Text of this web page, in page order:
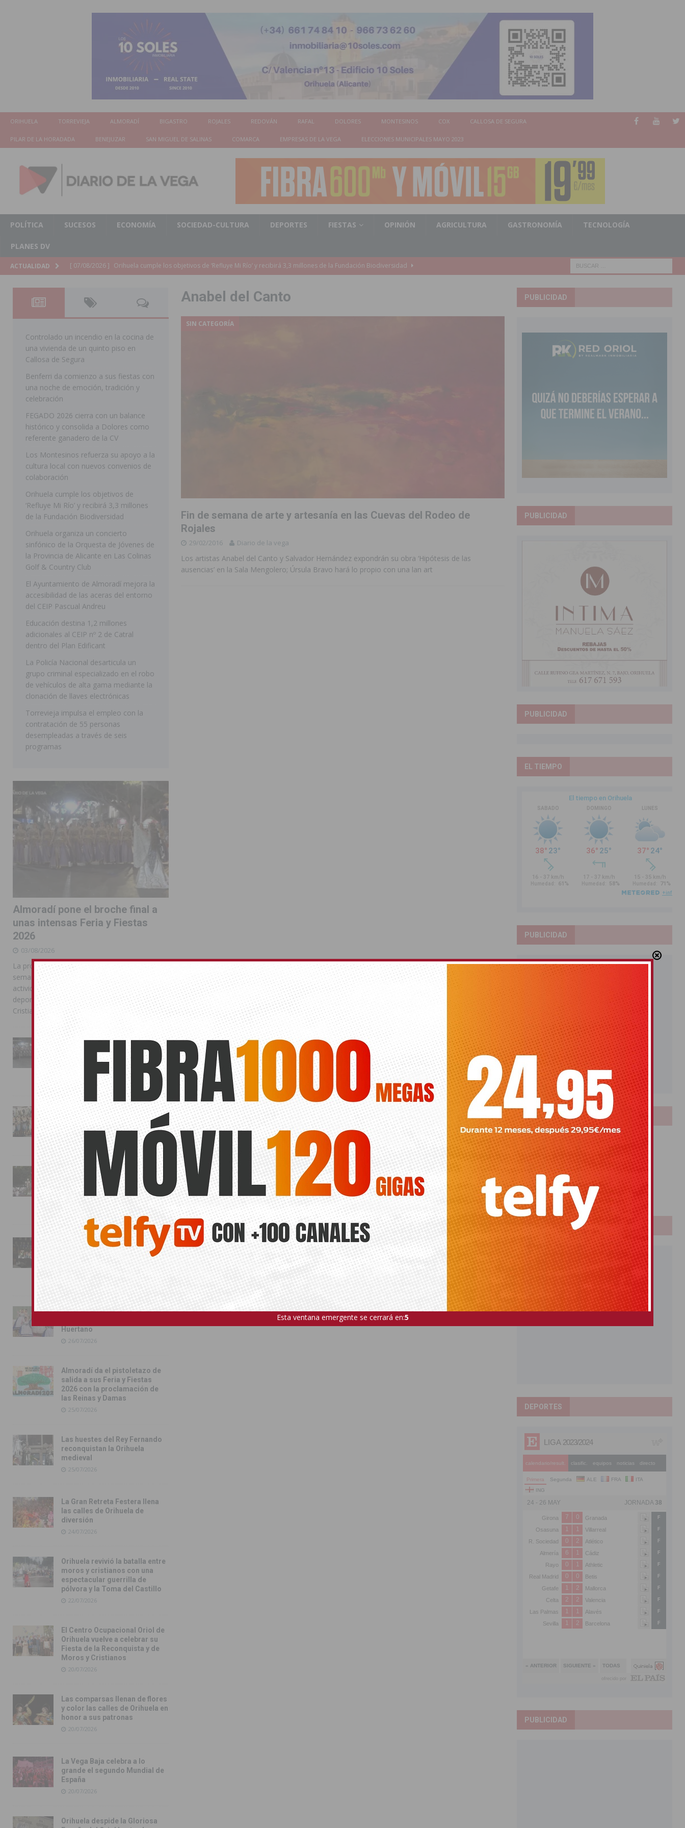
ORIHUELA TORREVIEJA ALMORADÍ BIGASTRO ROJALES REDOVÁN RAFAL DOLORES MONTESINOS COX CALLOSA DE SEGURA
PILAR DE LA HORADADA BENEJUZAR SAN MIGUEL DE SALINAS COMARCA EMPRESAS DE LA VEGA ELECCIONES MUNICIPALES MAYO 2023
POLÍTICA SUCESOS ECONOMÍA SOCIEDAD-CULTURA DEPORTES FIESTAS OPINIÓN AGRICULTURA GASTRONOMÍA TECNOLOGÍA
PLANES DV
ACTUALIDAD [ 07/08/2026 ] Orihuela cumple los objetivos de ‘Refluye Mi Río’ y recibirá 3,3 millones de la Fundación Biodiversidad
[ 07/08/2026 ]
Orihuela organiza un concierto sinfónico de la Orquesta de Jóvenes de la Provincia de Alicante en Las Colinas
Golf & Country Club
ORIHUELA
[ 07/08/2026 ] El Ayuntamiento de Almoradí mejora la accesibilidad de las aceras del entorno del CEIP Pascual Andreu
ALMORADÍ
[ 07/08/2026 ] La Policía Nacional desarticula un grupo criminal especializado en el robo de vehículos de alta gama mediante la
TORREVIEJA
[ 07/08/2026 ]
Raiguero de Bonanza alerta del riesgo de incendios e inundaciones por el estado de sus barrancos
[ 07/08/2026 ] La Generalitat impulsa el desdoblamiento de la CV-95, clave para Torrevieja
[ 07/08/2026 ] Benferri ya se prepara para dar comienzo a sus Fiestas 2026
Bigastro se viste de gala para la coronación de la Corte 2026
[ 07/08/2026 ] Rojales clausura con éxito las Fiestas de las Urbanizaciones de Ciudad Quesada 2026
[ 08/08/2026 ] Controlado un incendio en la cocina de una vivienda de un quinto piso en Callosa de Segura
CALLOSA DE
[ 08/08/2026 ] Benferri da comienzo a sus fiestas con una noche de emoción, tradición y celebración
[ 07/08/2026 ]
Anabel del Canto
SIN CATEGORÍA
Fin de semana de arte y artesanía en las Cuevas del Rodeo de
Rojales
29/02/2016 Diario de la vega
Los artistas Anabel del Canto y Salvador Hernández expondrán su obra ‘Hipótesis de las
ausencias’ en la Sala Mengolero; Úrsula Bravo hará lo propio con una lan art
Controlado un incendio en la cocina de
una vivienda de un quinto piso en
Callosa de Segura
Benferri da comienzo a sus fiestas con
una noche de emoción, tradición y
celebración
FEGADO 2026 cierra con un balance
histórico y consolida a Dolores como
referente ganadero de la CV
Los Montesinos refuerza su apoyo a la
cultura local con nuevos convenios de
colaboración
Orihuela cumple los objetivos de
‘Refluye Mi Río’ y recibirá 3,3 millones
de la Fundación Biodiversidad
Orihuela organiza un concierto
sinfónico de la Orquesta de Jóvenes de
la Provincia de Alicante en Las Colinas
Golf & Country Club
El Ayuntamiento de Almoradí mejora la
accesibilidad de las aceras del entorno
del CEIP Pascual Andreu
Educación destina 1,2 millones
adicionales al CEIP nº 2 de Catral
dentro del Plan Edificant
La Policía Nacional desarticula un
grupo criminal especializado en el robo
de vehículos de alta gama mediante la
clonación de llaves electrónicas
Torrevieja impulsa el empleo con la
contratación de 55 personas
desempleadas a través de seis
programas
Almoradí pone el broche final a
unas intensas Feria y Fiestas
2026
03/08/2026
La programación reunió durante más de una
semana actos institucionales, conciertos,
actividades familiares, competiciones
deportivas y las celebraciones de Moros y
Cristianos
La Entrada Cristiana llena de
esplendor las calles de
Almoradí en una multitudinaria
jornada festera
02/08/2026
La magia de la Entrada Mora
conquista las calles de
Almoradí
01/08/2026
La fiesta se adueña de
Almoradí con la presentación
de los cargos festeros y la
toma del castillo
31/07/2026
Pilar de la Horadada
conmemora con emoción el
40º aniversario de su
independencia como municipio
31/07/2026
Almoradí presume de raíces
Huertano
26/07/2026
Almoradí da el pistoletazo de
salida a sus Feria y Fiestas
2026 con la proclamación de
las Reinas y Damas
25/07/2026
Las huestes del Rey Fernando
reconquistan la Orihuela
medieval
25/07/2026
La Gran Retreta Festera llena
las calles de Orihuela de
diversión
24/07/2026
Orihuela revivió la batalla entre
moros y cristianos con una
espectacular guerrilla de
pólvora y la Toma del Castillo
22/07/2026
El Centro Ocupacional Oriol de
Orihuela vuelve a celebrar su
Fiesta de la Reconquista y de
Moros y Cristianos
20/07/2026
Las comparsas llenan de flores
y color las calles de Orihuela en
honor a sus patronas
20/07/2026
La Vega Baja celebra a lo
grande el segundo Mundial de
España
20/07/2026
Orihuela despide la Gloriosa
PUBLICIDAD
PUBLICIDAD
PUBLICIDAD
EL TIEMPO
PUBLICIDAD
LOTERIAS
Bonoloto
Primitiva
El Gordo
Euromillones
Loteria
Once
PUBLICIDAD
DEPORTES
PUBLICIDAD
Esta ventana emergente se cerrará en:4